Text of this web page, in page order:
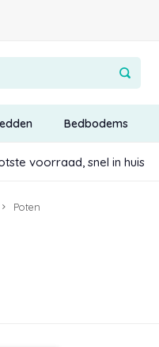
Bedbodems
voorraad, snel in huis
Poten